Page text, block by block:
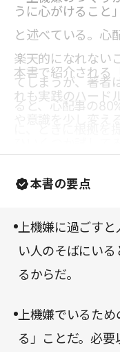
うに心がけること
と述べている。心
楽天的になれない
てしまうが、著者
ると、心配事の
理由を丁寧に説明
本書で紹介される
れも実践のハード
本書の要点
上機嫌に過ごす
い人のそばにい
るからだ。
上機嫌でいるた
る」ことだ。必要